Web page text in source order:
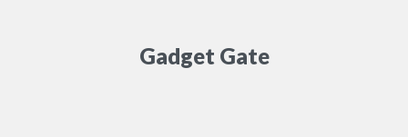
Gadget Gate